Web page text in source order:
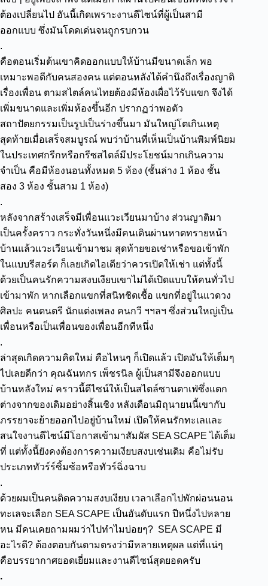
ต้องเปลี่ยนไป อันนี้เกิดเพราะงานดีไซน์ที่ผู้เป็นสามี
ออกแบบ ซึ่งมันโดดเด่นจนถูกรบกวน
.
คือตอนเริ่มต้นเขาคิดออกแบบให้บ้านมีขนาดเล็ก พอ
เหมาะพอดีกับคนสองคน แต่ตอนหลังได้คำนึงถึงเรื่องญาติ
เรื่องเพื่อน ตามสไตล์คนไทยต้องมีห้องเผื่อไว้รับแขก จึงได้
เพิ่มขนาดและเพิ่มห้องขึ้นอีก ปรากฏว่าพอตัว
สถาปัตยกรรมเป็นรูปเป็นร่างขึ้นมา มันใหญ่โตเกินเหตุ
สุดท้ายเมื่อเสร็จสมบูรณ์ พบว่าบ้านที่เห็นเป็นบ้านพิมพ์นิยม
ในประเทศกรีกหรือกรีซสไตล์มีประโยชน์มากเกินความ
จำเป็น คือมีห้องนอนทั้งหมด 5 ห้อง (ชั้นล่าง 1 ห้อง ชั้น
สอง 3 ห้อง ชั้นสาม 1 ห้อง)
.
หลังจากสร้างเสร็จมีเพื่อนแวะเวียนมาบ้าง ส่วนญาติมา
เป็นครั้งคราว กระทั่งวันหนึ่งมีคนเดินผ่านหาดทรายหน้า
บ้านแล้วแวะเวียนเข้ามาชม สุดท้ายขอเช่าหรือขอเข้าพัก
ในแบบรีสอร์ต ก็เลยเกิดไอเดียว่าควรเปิดให้เช่า แต่ทั้งนี้
ด้วยเป็นคนรักความสงบเงียบเขาไม่ได้เปิดแบบให้คนทั่วไป
เข้ามาพัก หากเลือกแขกที่สนิทชิดเชื้อ แขกที่อยู่ในแวดวง
ศิลปะ คนดนตรี นักแต่งเพลง คนกวี ฯฯลฯ ซึ่งส่วนใหญ่เป็น
เพื่อนหรือเป็นเพื่อนของเพื่อนอีกทีหนึ่ง
.
ล่าสุดเกิดความคิดใหม่ คือไหนๆ ก็เปิดแล้ว เปิดมันให้เต็มๆ
ไปเลยดีกว่า คุณฉันทกร เพ็ชรนิล ผู้เป็นสามีจึงออกแบบ
บ้านหลังใหม่ คราวนี้ดีไซน์ให้เป็นสไตล์ซานตาเฟ่ซึ่งแตก
ต่างจากของเดิมอย่างสิ้นเชิง หลังเดือนมิถุนายนนี้เขากับ
ภรรยาจะย้ายออกไปอยู่บ้านใหม่ เปิดให้คนรักทะเลและ
สนใจงานดีไซน์มีโอกาสเข้ามาสัมผัส SEA SCAPE ได้เต็ม
ที่ แต่ทั้งนี้ยังคงต้องการความเงียบสงบเช่นเดิม คือไม่รับ
ประเภททัวร์ร์ซิ้มซ้อหรือทัวร์ฉิ่งฉาบ
.
ด้วยผมเป็นคนติดความสงบเงียบ เวลาเลือกไปพักผ่อนนอน
ทะเลจะเลือก SEA SCAPE เป็นอันดับแรก ปีหนึ่งไปหลาย
หน มีคนเคยถามผมว่าไปทำไมบ่อยๆ? SEA SCAPE มี
อะไรดี? ต้องตอบกันตามตรงว่ามีหลายเหตุผล แต่ที่แน่ๆ
คือบรรยากาศยอดเยี่ยมและงานดีไซน์สุดยอดครับ
.